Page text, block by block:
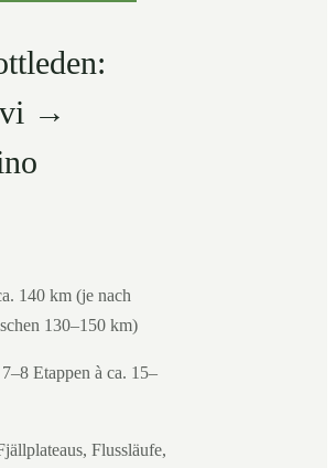
→
140 km (je nach
130–150 km)
7–8 Etappen à ca. 15–
Flussläufe,